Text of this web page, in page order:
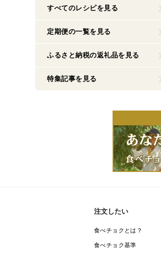
すべてのレシピを見る
定期便の一覧を見る
ふるさと納税の返礼品を見る
特集記事を見る
注文したい
食べチョクとは？
食べチョク基準